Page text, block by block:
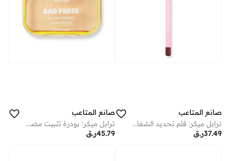
صانع المتاعب
ترابل ميكر: قلم تحديد الشفاه أوفردو إت بابل كول نيود
ر.ق37.49
صانع المتاعب
ترابل ميكر: بودرة تثبيت مضغوطة باد بريس كليك بيت لايت
ر.ق45.79